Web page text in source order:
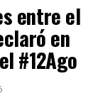
entre el
en
#12Ago